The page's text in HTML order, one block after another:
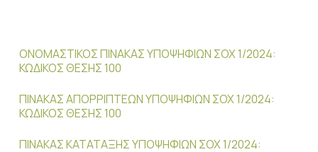
ΟΝΟΜΑΣΤΙΚΟΣ ΠΙΝΑΚΑΣ ΥΠΟΨΗΦΙΩΝ ΣΟΧ 1/2024:
ΚΩΔΙΚΟΣ ΘΕΣΗΣ 100
ΠΙΝΑΚΑΣ ΑΠΟΡΡΙΠΤΕΩΝ ΥΠΟΨΗΦΙΩΝ ΣΟΧ 1/2024:
ΚΩΔΙΚΟΣ ΘΕΣΗΣ 100
ΠΙΝΑΚΑΣ ΚΑΤΑΤΑΞΗΣ ΥΠΟΨΗΦΙΩΝ ΣΟΧ 1/2024: